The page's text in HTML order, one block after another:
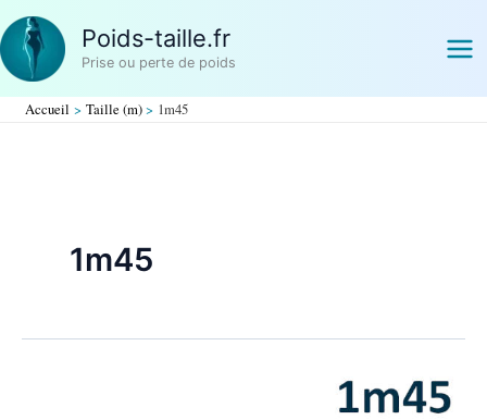
Aller
au
contenu
Poids-taille.fr
Prise ou perte de poids
Accueil Taille (m) 1m45
1m45